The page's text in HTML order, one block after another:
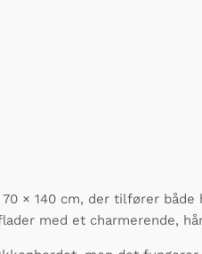
× 140 cm, der tilfører
med et charmerende,